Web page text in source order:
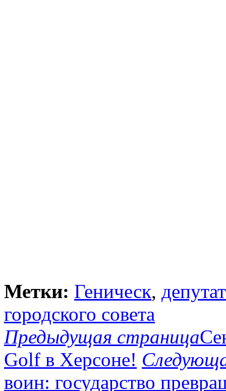
Метки: Геническ,
городского совета
Предыдущая страница
Golf в Херсоне!
воин: государство